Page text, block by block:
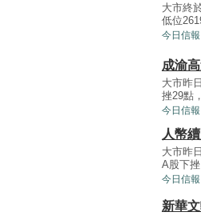
大市終
低位
今日信報
成渝
大市昨
挫29點
今日信報
人幣
大市昨
A股下
今日信報
新華